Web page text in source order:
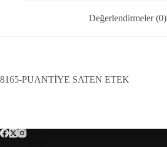
Değerlendirmeler (0)
8165-PUANTİYE SATEN ETEK